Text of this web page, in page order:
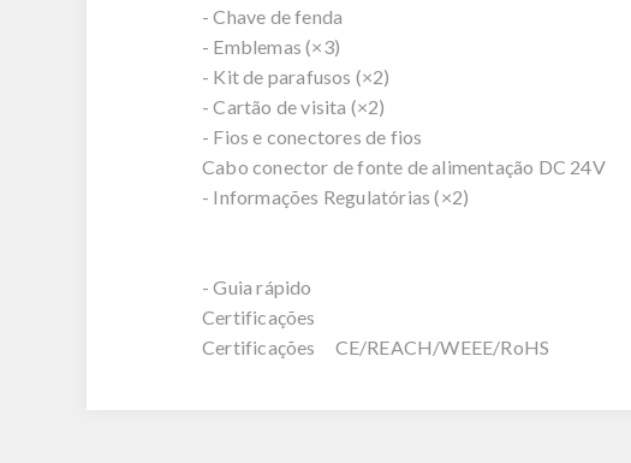
- Chave de fenda
- Emblemas (×3)
- Kit de parafusos (×2)
- Cartão de visita (×2)
- Fios e conectores de fios
Cabo conector de fonte de alimentação DC 24V
- Informações Regulatórias (×2)
- Guia rápido
Certificações
Certificações CE/REACH/WEEE/RoHS